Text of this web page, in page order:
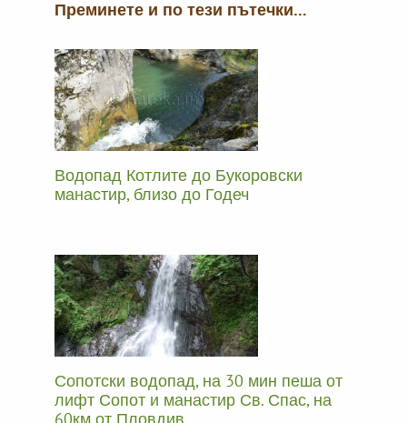
Преминете и по тези пътечки…
Водопад Котлите до Букоровски
манастир, близо до Годеч
Сопотски водопад, на 30 мин пеша от
лифт Сопот и манастир Св. Спас, на